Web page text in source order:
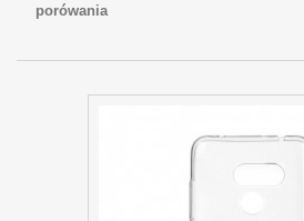
porówania